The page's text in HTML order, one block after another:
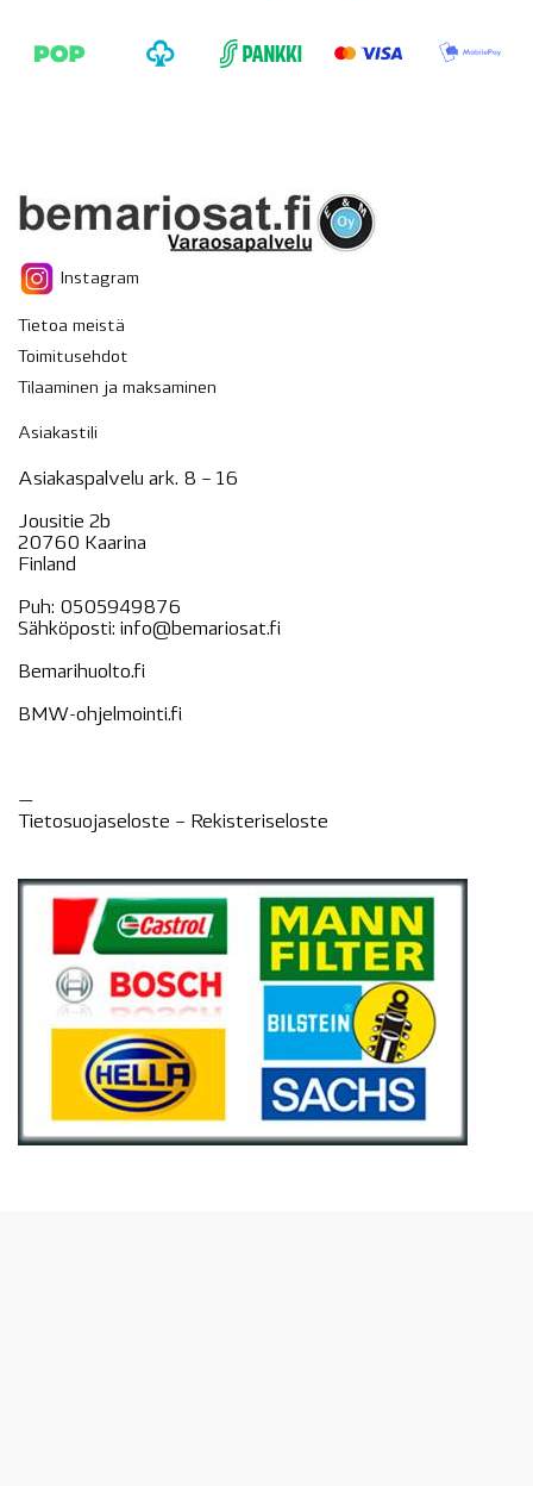
Instagram
Tietoa meistä
Toimitusehdot
Tilaaminen ja maksaminen
Asiakastili
Asiakaspalvelu ark. 8 – 16
Jousitie 2b
20760 Kaarina
Finland
Puh: 0505949876
Sähköposti: info@bemariosat.fi
Bemarihuolto.fi
BMW-ohjelmointi.fi
—
Tietosuojaseloste – Rekisteriseloste